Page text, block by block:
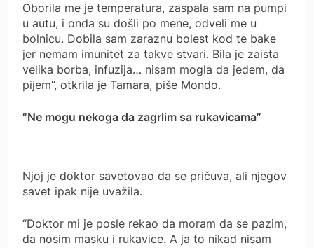
Oborila me je temperatura, zaspala sam na pumpi
u autu, i onda su došli po mene, odveli me u
bolnicu. Dobila sam zaraznu bolest kod te bake
jer nemam imunitet za takve stvari. Bila je zaista
velika borba, infuzija… nisam mogla da jedem, da
pijem”, otkrila je Tamara, piše Mondo.
“Ne mogu nekoga da zagrlim sa rukavicama”
Njoj je doktor savetovao da se pričuva, ali njegov
savet ipak nije uvažila.
“Doktor mi je posle rekao da moram da se pazim,
da nosim masku i rukavice. A ja to nikad nisam